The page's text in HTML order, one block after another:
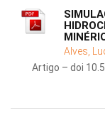
Alves,
Artigo – doi